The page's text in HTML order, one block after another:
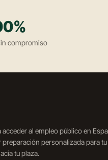
compromiso
al empleo público en
personalizada para
tu plaza.